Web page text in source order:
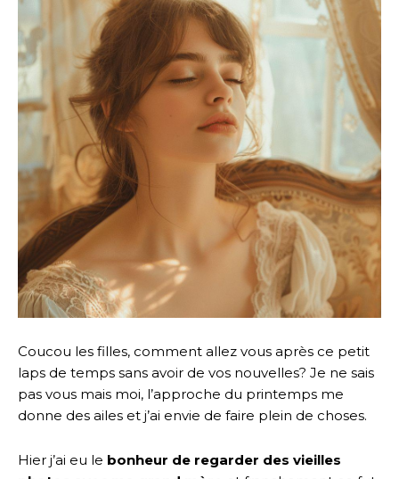
Coucou les filles, comment allez vous après ce petit
laps de temps sans avoir de vos nouvelles? Je ne sais
pas vous mais moi, l’approche du printemps me
donne des ailes et j’ai envie de faire plein de choses.
Hier j’ai eu le bonheur de regarder des vieilles